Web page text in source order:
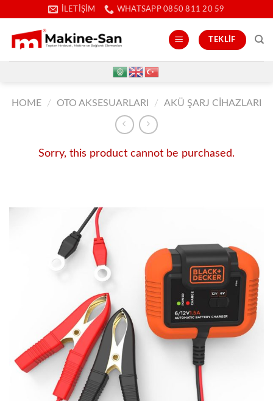
İLETIŞIM WHATSAPP 0850 811 20 59
TEKLIF
HOME / OTO AKSESUARLARI / AKÜ ŞARJ CIHAZLARI
Sorry, this product cannot be purchased.